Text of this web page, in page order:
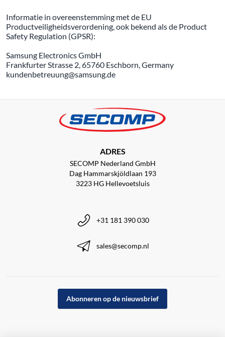
Informatie in overeenstemming met de EU
Productveiligheidsverordening, ook bekend als de Product
Safety Regulation (GPSR):
Samsung Electronics GmbH
Frankfurter Strasse 2, 65760 Eschborn, Germany
kundenbetreuung@samsung.de
ADRES
SECOMP Nederland GmbH
Dag Hammarskjöldlaan 193
3223 HG Hellevoetsluis
+31 181 390 030
sales@secomp.nl
Abonneren op de nieuwsbrief